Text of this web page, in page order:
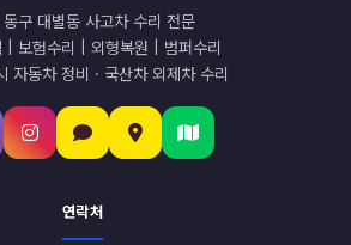
동구 대별동 사고차 수리 전문
| 보험수리 | 외형복원 | 범퍼수리
자동차 정비 · 국산차 외제차 수리
연락처